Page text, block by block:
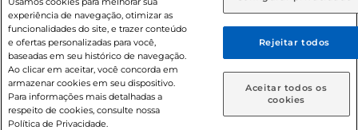
Ou
Caso queira comprar online, informe como deseja receber
suas compras:
Entrega em casa Retire em Loja
80,00.
© 2026 Copyright. Todos os direitos
reservados Prezunic.
experiência de navegação, otimizar as
funcionalidades do site, e trazer conteúdo
e ofertas personalizadas para você,
baseadas em seu histórico de navegação.
Ao clicar em aceitar, você concorda em
armazenar cookies em seu dispositivo.
Para informações mais detalhadas a
respeito de cookies, consulte nossa
Política de Privacidade.
Rejeitar todos
Aceitar todos os
cookies